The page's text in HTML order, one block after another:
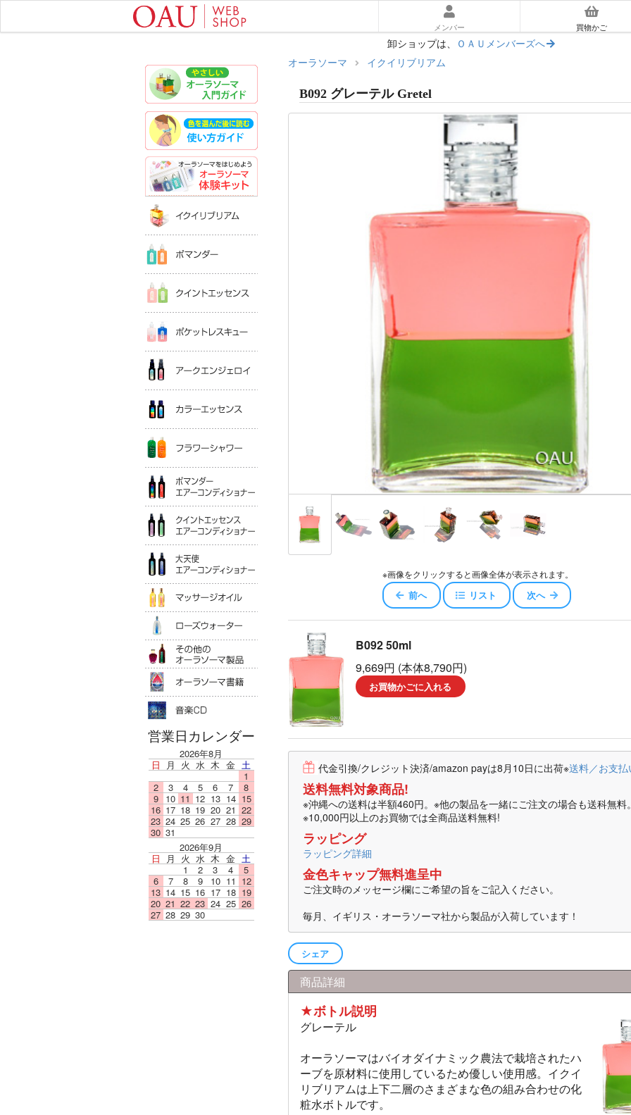
メンバー 買物かご
卸ショップは、 ＯＡＵメンバーズへ
やさしいオーラソーマ入門ガイド
色を選んだあとに読む｜使い方ガイド
オーラソーマ体験キット
ポマンダーエアコンディショナー
クイントエッセンスエアコンディショナー
大天使エアコンディショナー
ローズウォータ
その他のオーラソーマ製品
オーラソーマ書籍
音楽ＣＤ
営業日カレンダー
2026年8月
日
月 火 水 木 金 土
1
2
3 4 5 6 7
8
9
10 11 12 13 14 15
16 17 18 19 20 21 22
23 24 25 26 27 28 29
30 31
2026年9月
日
月 火 水 木 金 土
1
2 3 4
5
6
7 8 9 10 11 12
13 14 15 16 17 18 19
20 21 22 23 24 25 26
27 28 29 30
オーラソーマ イクイリブリアム
B092 グレーテル Gretel
※画像をクリックすると画像全体が表示されます。
前へ リスト 次へ
B092 50ml
9,669円 (本体8,790円)
お買物かごに入れる
代金引換/クレジット決済/amazon payは8月10日に出荷※送料／お支払
送料無料対象商品!
※沖縄への送料は半額460円。※他の製品を一緒にご注文の場合も送科無料
※10,000円以上のお買物では全商品送料無料!
ラッピング
ラッピング詳細
金色キャップ無料進呈中
ご注文時のメッセージ欄にご希望の旨をご記入ください。
毎月、イギリス・オーラソーマ社から製品が入荷しています！
シェア
商品詳細
★ボトル説明
グレーテル
オーラソーマはバイオダイナミック農法で栽培されたハ
ーブを原材料に使用しているため優しい使用感。イクイ
リブリアムは上下二層のさまざまな色の組み合わせの化
粧水ボトルです。